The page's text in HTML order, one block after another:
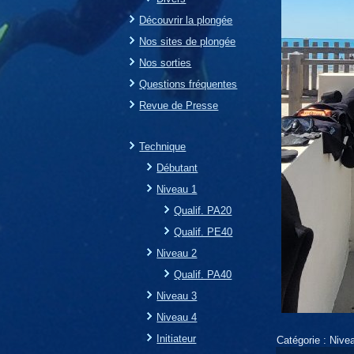
Découvrir la plongée
Nos sites de plongée
Nos sorties
Questions fréquentes
Revue de Presse
Technique
Débutant
Niveau 1
Qualif. PA20
Qualif. PE40
Niveau 2
Qualif. PA40
Niveau 3
Niveau 4
Initiateur
Catégorie :